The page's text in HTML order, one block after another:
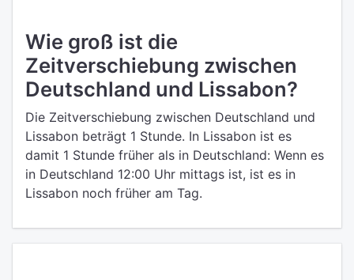
Wie groß ist die
Zeitverschiebung zwischen
Deutschland und Lissabon?
Die Zeitverschiebung zwischen Deutschland und
Lissabon beträgt 1 Stunde. In Lissabon ist es
damit 1 Stunde früher als in Deutschland: Wenn es
in Deutschland 12:00 Uhr mittags ist, ist es in
Lissabon noch früher am Tag.